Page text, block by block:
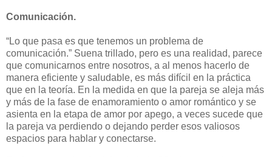
Comunicación.
“Lo que pasa es que tenemos un problema de
comunicación.” Suena trillado, pero es una realidad, parece
que comunicarnos entre nosotros, a al menos hacerlo de
manera eficiente y saludable, es más difícil en la práctica
que en la teoría. En la medida en que la pareja se aleja más
y más de la fase de enamoramiento o amor romántico y se
asienta en la etapa de amor por apego, a veces sucede que
la pareja va perdiendo o dejando perder esos valiosos
espacios para hablar y conectarse.